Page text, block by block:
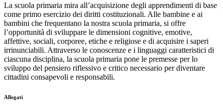
La scuola primaria mira all’acquisizione degli apprendimenti di base
come primo esercizio dei diritti costituzionali. Alle bambine e ai
bambini che frequentano la nostra scuola primaria, si offre
l’opportunità di sviluppare le dimensioni cognitive, emotive,
affettive, sociali, corporee, etiche e religiose e di acquisire i saperi
irrinunciabili. Attraverso le conoscenze e i linguaggi caratteristici di
ciascuna disciplina, la scuola primaria pone le premesse per lo
sviluppo del pensiero riflessivo e critico necessario per diventare
cittadini consapevoli e responsabili.
Allegati